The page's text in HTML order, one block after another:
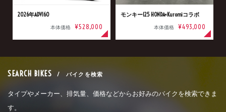
2026年ADV160
本体価格 ¥528,000
モンキー125 HONDA×Kuromiコラボ
本体価格 ¥493,000
SEARCH BIKES / バイクを検索
タイプやメーカー、排気量、価格などからお好みのバイクを検索できま
す。